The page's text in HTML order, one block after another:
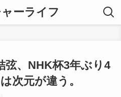
ーライフ
、NHK杯3年ぶり4
次元が違う。